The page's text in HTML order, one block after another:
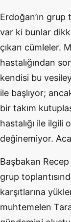
Erdoğan’ın
var ki bunlar
çıkan cümleler.
hastalığından
kendisi bu
ile başlıyor;
bir takım
hastalığı ile ilgili
değinemiyor.
Başbakan
grup
karşıtlarına
muhtemelen